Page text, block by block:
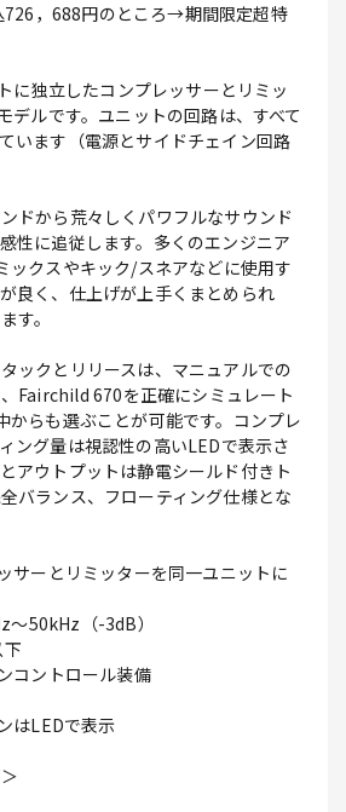
，688円のところ→期間限定超特
に独立したコンプレッサーとリミッ
デルです。ユニットの回路は、すべて
います（電源とサイドチェイン回路
ドから荒々しくパワフルなサウンド
性に追従します。多くのエンジニア
ックスやキック/スネアなどに使用す
良く、仕上げが上手くまとめられ
す。
ックとリリースは、マニュアルでの
Fairchild 670を正確にシミュレート
からも選ぶことが可能です。コンプレ
ング量は視認性の高いLEDで表示さ
アウトプットは静電シールド付きト
バランス、フローティング仕様とな
サーとリミッターを同一ユニットに
50kHz（-3dB）
コントロール装備
はLEDで表示